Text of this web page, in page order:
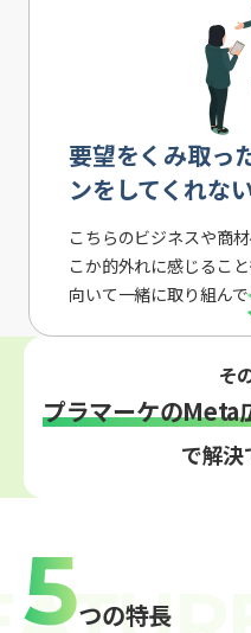
要望をくみ取っ
ンをしてくれな
こちらのビジネスや商
こか的外れに感じるこ
向いて一緒に取り組ん
そ
プラマーケのMeta
で解決
5つの特長